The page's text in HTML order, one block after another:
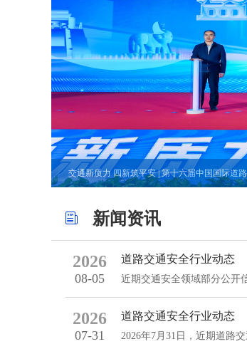
交通新质力 四新筑平安 | 第十六届中国国际道
新闻资讯
2026
08-05
道路交通安全行业动态
近期交通安全领域部分公开
2026
07-31
道路交通安全行业动态
2026年7月31日，近期道路